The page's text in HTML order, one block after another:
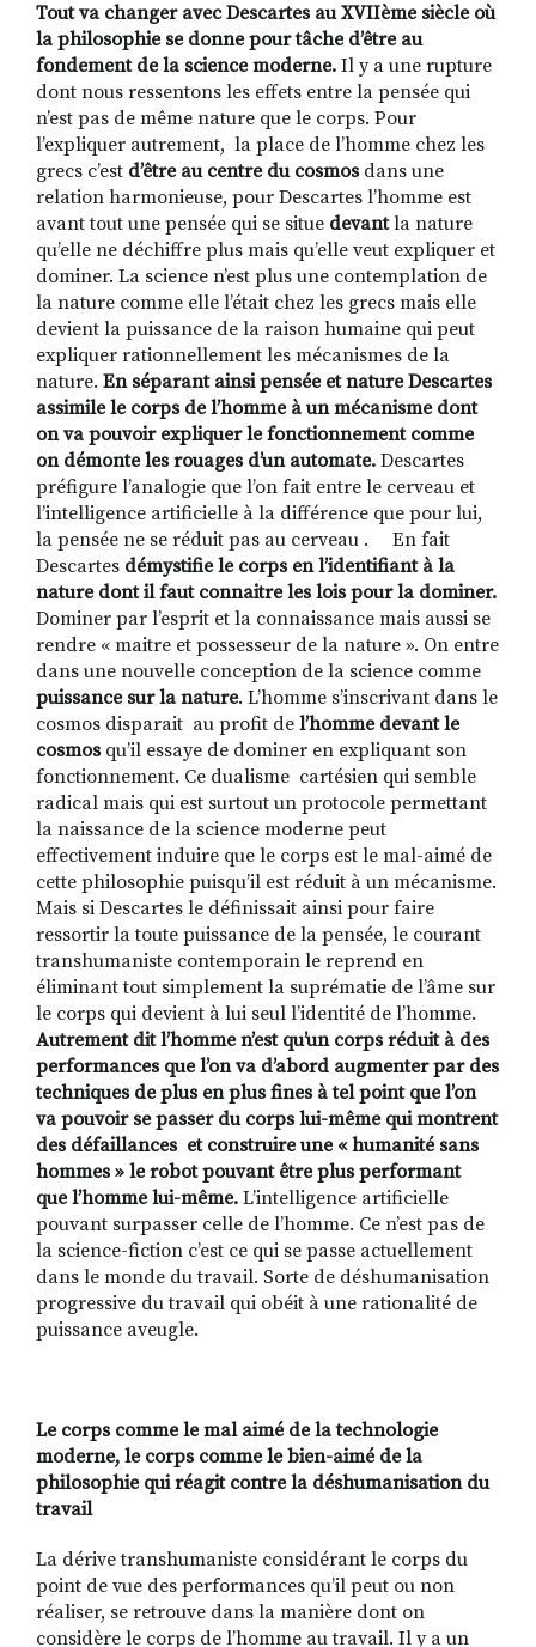
Tout va changer avec Descartes au XVIIème siècle où
la philosophie se donne pour tâche d’être au
fondement de la science moderne. Il y a une rupture
dont nous ressentons les effets entre la pensée qui
n’est pas de même nature que le corps. Pour
l’expliquer autrement, la place de l’homme chez les
grecs c’est d’être au centre du cosmosdans une
relation harmonieuse, pour Descartes l’homme est
avant tout une pensée qui se situe devantla nature
qu’elle ne déchiffre plus mais qu’elle veut expliquer et
dominer. La science n’est plus une contemplation de
la nature comme elle l’était chez les grecs mais elle
devient la puissance de la raison humaine qui peut
expliquer rationnellement les mécanismes de la
nature. En séparant ainsi pensée et nature Descartes
assimile le corps de l’homme à un mécanisme dont
on va pouvoir expliquer le fonctionnement comme
on démonte les rouages d’un automate. Descartes
préfigure l’analogie que l’on fait entre le cerveau et
l’intelligence artificielle à la différence que pour lui,
la pensée ne se réduit pas au cerveau . En fait
Descartes démystifie le corps en l’identifiant à la
nature dont il faut connaitre les lois pour la dominer.
Dominer par l’esprit et la connaissance mais aussi se
rendre « maitre et possesseur de la nature ». On entre
dans une nouvelle conception de la science comme
puissance sur la nature. L’homme s’inscrivant dans le
cosmos disparait au profit de l’homme devant le
cosmosqu’il essaye de dominer en expliquant son
fonctionnement. Ce dualisme cartésien qui semble
radical mais qui est surtout un protocole permettant
la naissance de la science moderne peut
effectivement induire que le corps est le mal-aimé de
cette philosophie puisqu’il est réduit à un mécanisme.
Mais si Descartes le définissait ainsi pour faire
ressortir la toute puissance de la pensée, le courant
transhumaniste contemporain le reprend en
éliminant tout simplement la suprématie de l’âme sur
le corps qui devient à lui seul l’identité de l’homme.
Autrement dit l’homme n’est qu’un corps réduit à des
performances que l’on va d’abord augmenter par des
techniques de plus en plus fines à tel point que l’on
va pouvoir se passer du corps lui-même qui montrent
des défaillances et construire une « humanité sans
hommes » le robot pouvant être plus performant
que l’homme lui-même. L’intelligence artificielle
pouvant surpasser celle de l’homme. Ce n’est pas de
la science-fiction c’est ce qui se passe actuellement
dans le monde du travail. Sorte de déshumanisation
progressive du travail qui obéit à une rationalité de
puissance aveugle.
Le corps comme le mal aimé de la technologie
moderne, le corps comme le bien-aimé de la
philosophie qui réagit contre la déshumanisation du
travail
La dérive transhumaniste considérant le corps du
point de vue des performances qu’il peut ou non
réaliser, se retrouve dans la manière dont on
considère le corps de l’homme au travail. Il y a un